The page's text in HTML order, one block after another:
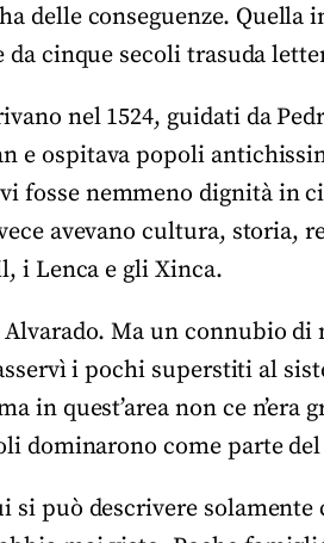
delle conseguenze.
cinque secoli trasuda
nel 1524, guidati da
e ospitava popoli
fosse nemmeno dignità in
avevano cultura, storia,
i Lenca e gli Xinca.
Ma un connubio
i pochi superstiti al
in quest’area non ce n’era
dominarono come parte del
si può descrivere